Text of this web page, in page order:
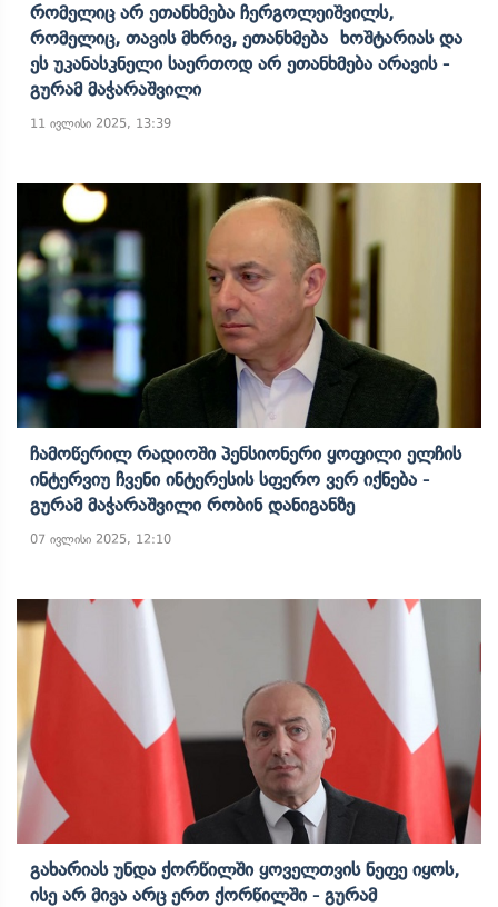
Რომელიც Არ Ეთანხმება Ჩერგოლეიშვილს,
Რომელიც, Თავის Მხრივ, Ეთანხმება Ხოშტარიას Და
Ეს Უკანასკნელი Საერთოდ Არ Ეთანხმება Არავის -
Გურამ Მაჭარაშვილი
11 ივლისი 2025, 13:39
Ჩამოწერილ Რადიოში Პენსიონერი Ყოფილი Ელჩის
Ინტერვიუ Ჩვენი Ინტერესის Სფერო Ვერ Იქნება -
Გურამ Მაჭარაშვილი Რობინ Დანიგანზე
07 ივლისი 2025, 12:10
Გახარიას Უნდა Ქორწილში Ყოველთვის Ნეფე Იყოს,
Ისე Არ Მივა Არც Ერთ Ქორწილში - Გურამ